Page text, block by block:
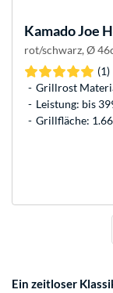
Kamado Joe
rot/schwarz, Ø
(1)
Grillrost
Leistung: bis
Grillfläche:
Ein zeitloser